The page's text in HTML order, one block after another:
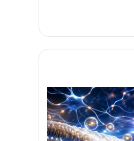
hücrelerde
besinlerden elde